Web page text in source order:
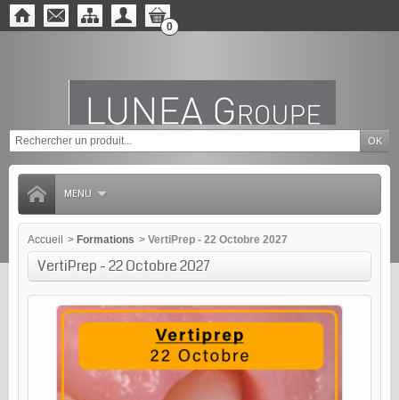
0
MENU
Accueil > Formations > VertiPrep - 22 Octobre 2027
VertiPrep - 22 Octobre 2027